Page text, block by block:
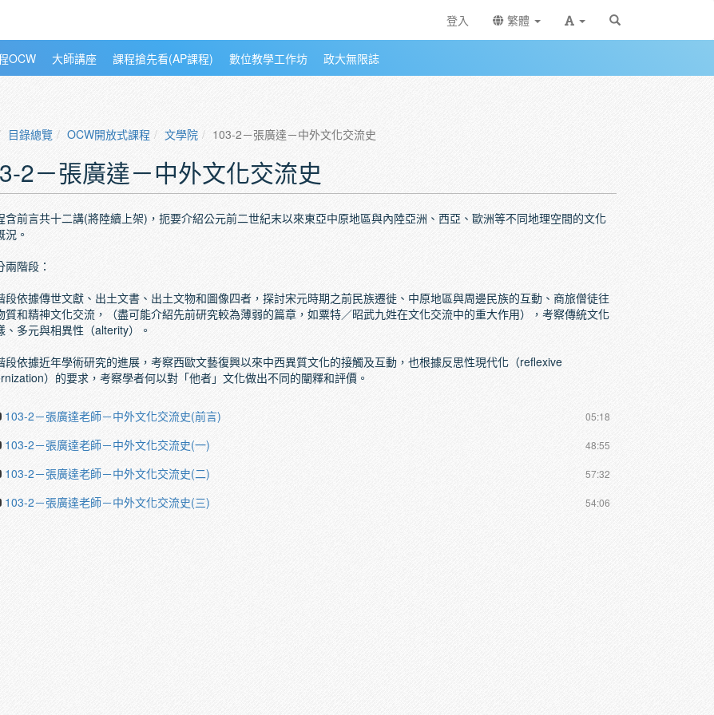
登入 繁體
OCW 大師講座 課程搶先看(AP課程) 數位教學工作坊 政大無限誌
目錄總覽 OCW開放式課程 文學院 103-2－張廣達－中外文化交流史
2－張廣達－中外文化交流史
含前言共十二講(將陸續上架)，扼要介紹公元前二世紀末以來東亞中原地區與內陸亞洲、西亞、歐洲等不同地理空間的文化
況。
兩階段：
段依據傳世文獻、出土文書、出土文物和圖像四者，探討宋元時期之前民族遷徙、中原地區與周邊民族的互動、商旅僧徒往
質和精神文化交流，（盡可能介紹先前研究較為薄弱的篇章，如粟特／昭武九姓在文化交流中的重大作用），考察傳統文化
、多元與相異性（alterity）。
段依據近年學術研究的進展，考察西歐文藝復興以來中西異質文化的接觸及互動，也根據反思性現代化（reflexive
）的要求，考察學者何以對「他者」文化做出不同的闡釋和評價。
05:18
103-2－張廣達老師－中外文化交流史(前言)
48:55
103-2－張廣達老師－中外文化交流史(一)
57:32
103-2－張廣達老師－中外文化交流史(二)
54:06
103-2－張廣達老師－中外文化交流史(三)